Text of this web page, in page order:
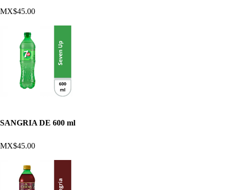
MX$45.00
SANGRIA DE 600 ml
MX$45.00